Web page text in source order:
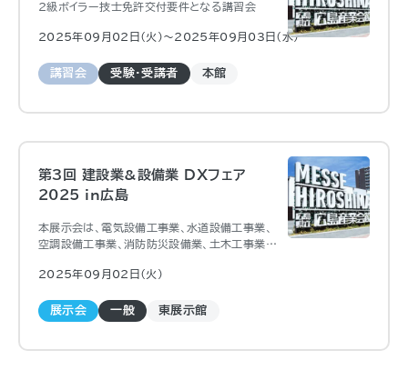
2級ボイラー技士免許交付要件となる講習会
2025年09月02日（火)〜2025年09月03日（水)
講習会 受験・受講者 本館
第3回 建設業&設備業 DXフェア
2025 in広島
本展示会は、電気設備工事業、水道設備工事業、
空調設備工事業、消防防災設備業、土木工事業、
展示会です。建設業における残業規制への対応
を見直す必要がある中で、DXへの取り組みが重
要なキーワードとなっています。本展示会では、
2025年09月02日（火)
展示会 一般 東展示館